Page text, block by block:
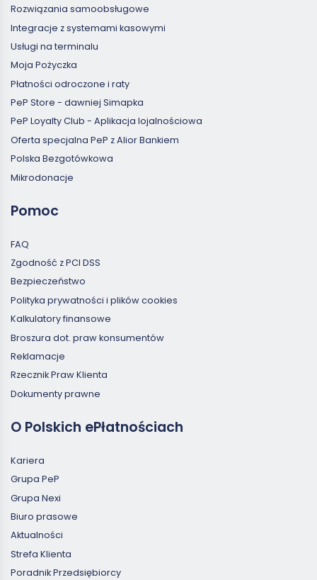
Rozwiązania samoobsługowe
Integracje z systemami kasowymi
Usługi na terminalu
Moja Pożyczka
Płatności odroczone i raty
PeP Store - dawniej Simapka
PeP Loyalty Club - Aplikacja lojalnościowa
Oferta specjalna PeP z Alior Bankiem
Polska Bezgotówkowa
Mikrodonacje
Pomoc
FAQ
Zgodność z PCI DSS
Bezpieczeństwo
Polityka prywatności i plików cookies
Kalkulatory finansowe
Broszura dot. praw konsumentów
Reklamacje
Rzecznik Praw Klienta
Dokumenty prawne
O Polskich ePłatnościach
Kariera
Grupa PeP
Grupa Nexi
Biuro prasowe
Aktualności
Strefa Klienta
Poradnik Przedsiębiorcy